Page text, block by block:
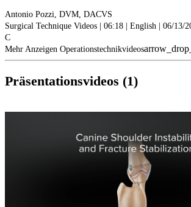
Antonio Pozzi, DVM, DACVS
Surgical Technique Videos | 06:18 | English | 06/13/
C
Mehr Anzeigen Operationstechnikvideos
Präsentationsvideos (1)